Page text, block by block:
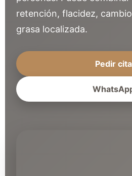
retención, flacidez,
grasa localizada.
Pedir cita